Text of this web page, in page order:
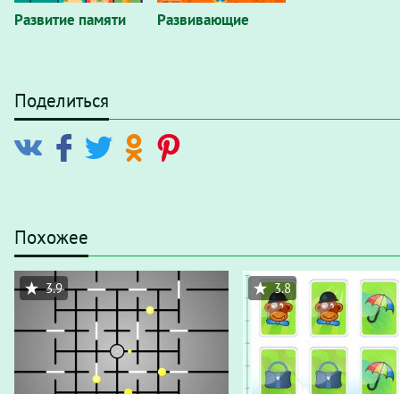
Развитие памяти Развивающие
Поделиться
Похожее
3.9 3.8